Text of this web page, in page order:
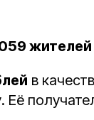
жителей
в
Её